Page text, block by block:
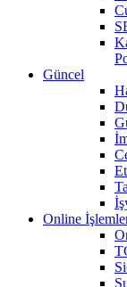
Güncel
Online